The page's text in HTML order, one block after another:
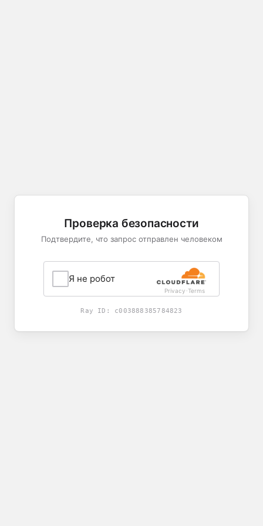
Проверка безопасности
Подтвердите, что запрос отправлен человеком
Я не робот
Privacy-Terms
Ray ID: c003888385784823